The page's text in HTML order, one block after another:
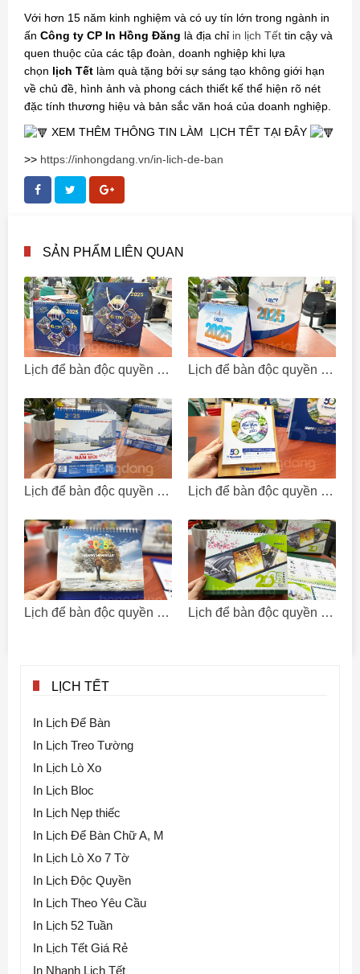
Với hơn 15 năm kinh nghiệm và có uy tín lớn trong ngành in
ấn Công ty CP In Hồng Đăng là địa chỉ in lịch Tết tin cậy và
quen thuộc của các tập đoàn, doanh nghiệp khi lựa
chọn lịch Tết làm quà tặng bởi sự sáng tạo không giới hạn
về chủ đề, hình ảnh và phong cách thiết kế thể hiện rõ nét
đặc tính thương hiệu và bản sắc văn hoá của doanh nghiệp.
XEM THÊM THÔNG TIN LÀM LỊCH TẾT TẠI ĐÂY
>> https://inhongdang.vn/in-lich-de-ban
SẢN PHẨM LIÊN QUAN
Lịch để bàn độc quyền - Công ty CP đầu tư và phát triển Thuận Thiên Lịch để bàn độc quyền - Công ty TNHH Giao Nhận Vận Tải Hàng Hóa Quốc Tế Viva
Lịch để bàn độc quyền - Công ty TNHH Sakurai Việt Nam Lịch để bàn độc quyền - Công ty CP Quảng cáo và Hội chợ TM Vinexad
Lịch để bàn độc quyền - Công ty TNHH Việt Nam Musashi Paint Lịch để bàn độc quyền - Công ty TNHH một thành viên Chang Sung
LỊCH TẾT
In Lịch Để Bàn
In Lịch Treo Tường
In Lịch Lò Xo
In Lịch Bloc
In Lịch Nẹp thiếc
In Lịch Để Bàn Chữ A, M
In Lịch Lò Xo 7 Tờ
In Lịch Độc Quyền
In Lịch Theo Yêu Cầu
In Lịch 52 Tuần
In Lịch Tết Giá Rẻ
In Nhanh Lịch Tết